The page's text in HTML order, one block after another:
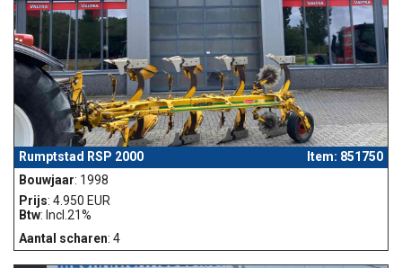
Rumptstad RSP 2000
Item: 851750
Bouwjaar: 1998
Prijs: 4.950 EUR
Btw: Incl.21%
Aantal scharen: 4